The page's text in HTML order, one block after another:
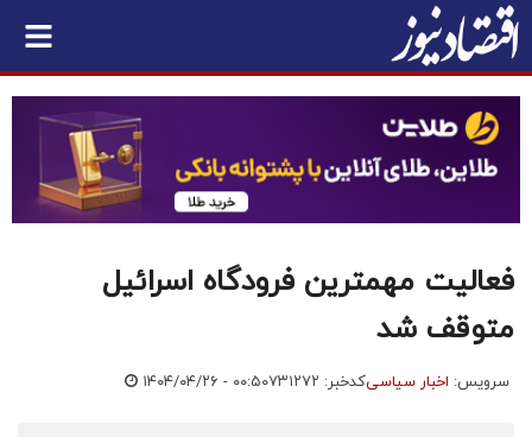
فعالیت مهمترین فرودگاه اسرائیل
متوقف شد
سرویس: اخبار سیاسیکدخبر: ۷۳۱۲۷۲ ۱۴۰۴/۰۴/۲۶ - ۰۰:۵۰